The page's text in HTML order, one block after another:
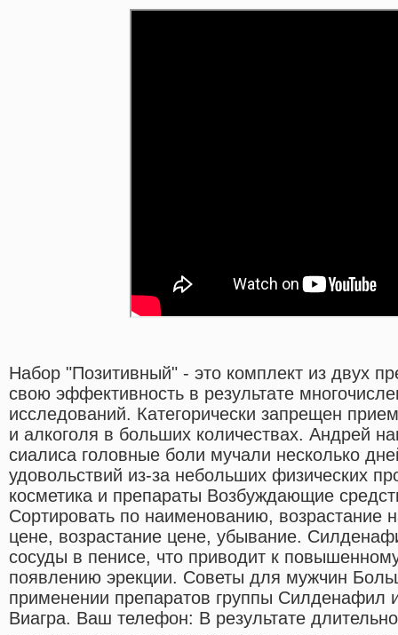
Набор "Позитивный" - это комплект из двух
свою эффективность в результате
исследований. Категорически запрещен
и алкоголя в больших количествах. Андрей
сиалиса головные боли мучали несколько
удовольствий из-за небольших физических
косметика и препараты Возбуждающие
Сортировать по наименованию, возрастание
цене, возрастание цене, убывание.
сосуды в пенисе, что приводит к
появлению эрекции. Советы для мужчин
применении препаратов группы Силденафил
Виагра. Ваш телефон: В результате